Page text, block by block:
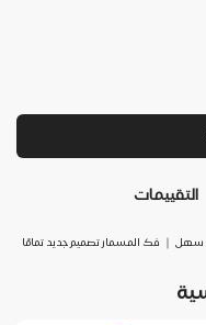
التقييمات
سهل ｜ فك المسمار تصميم جديد تمامًا